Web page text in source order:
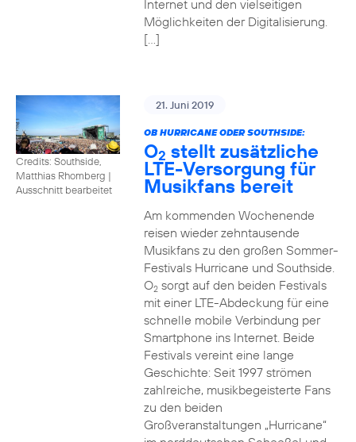
Internet und den vielseitigen
Möglichkeiten der Digitalisierung.
[…]
Credits: Southside,
Matthias Rhomberg |
Ausschnitt bearbeitet
21. Juni 2019
OB HURRICANE ODER SOUTHSIDE:
O2 stellt zusätzliche
LTE-Versorgung für
Musikfans bereit
Am kommenden Wochenende
reisen wieder zehntausende
Musikfans zu den großen Sommer-
Festivals Hurricane und Southside.
O2sorgt auf den beiden Festivals
mit einer LTE-Abdeckung für eine
schnelle mobile Verbindung per
Smartphone ins Internet. Beide
Festivals vereint eine lange
Geschichte: Seit 1997 strömen
zahlreiche, musikbegeisterte Fans
zu den beiden
Großveranstaltungen „Hurricane“